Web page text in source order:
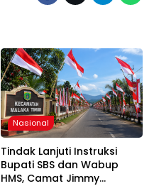
Nasional
Tindak Lanjuti Instruksi
Bupati SBS dan Wabup
HMS, Camat Jimmy